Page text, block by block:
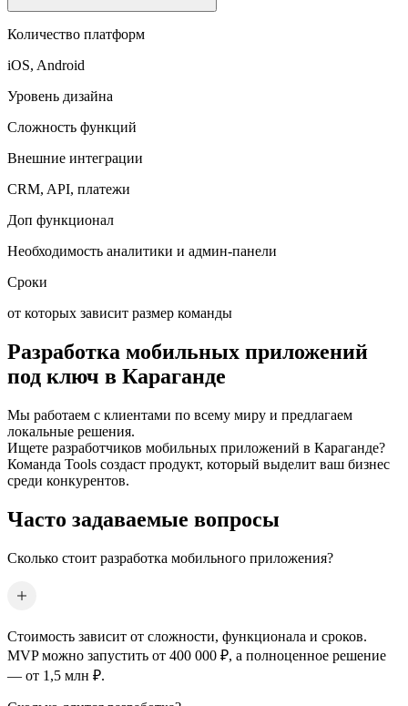
Количество платформ
iOS, Android
Уровень дизайна
Сложность функций
Внешние интеграции
CRM, API, платежи
Доп функционал
Необходимость аналитики и админ-панели
Сроки
от которых зависит размер команды
Разработка мобильных приложений
под ключ в Караганде
Мы работаем с клиентами по всему миру и предлагаем
локальные решения.
Ищете разработчиков мобильных приложений в Караганде?
Команда Tools создаст продукт, который выделит ваш бизнес
среди конкурентов.
Часто задаваемые вопросы
Сколько стоит разработка мобильного приложения?
Стоимость зависит от сложности, функционала и сроков.
MVP можно запустить от 400 000 ₽, а полноценное решение
— от 1,5 млн ₽.